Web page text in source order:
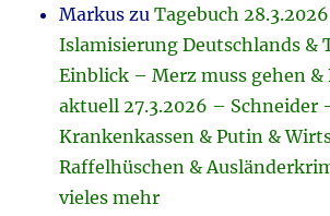
Markus zuTagebuch
Islamisierung Deutschlands &
Einblick – Merz muss gehen &
aktuell 27.3.2026 – Schneider
Krankenkassen & Putin &
Raffelhüschen &
vieles mehr